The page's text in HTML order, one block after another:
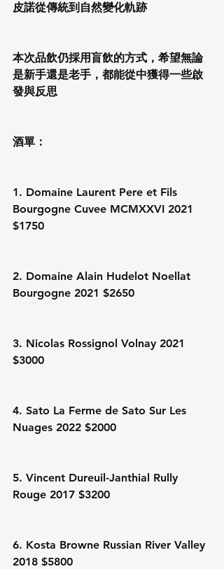
皮諾從傳統到自然變化軌跡
本次品飲仍採用盲飲的方式，希望無論
是新手還是老手，都能從中獲得一些啟
發與反思
酒單：
1. Domaine Laurent Pere et Fils
Bourgogne Cuvee MCMXXVI 2021
$1750
2. Domaine Alain Hudelot Noellat
Bourgogne 2021 $2650
3. Nicolas Rossignol Volnay 2021
$3000
4. Sato La Ferme de Sato Sur Les
Nuages 2022 $2000
5. Vincent Dureuil-Janthial Rully
Rouge 2017 $3200
6. Kosta Browne Russian River Valley
2018 $5800